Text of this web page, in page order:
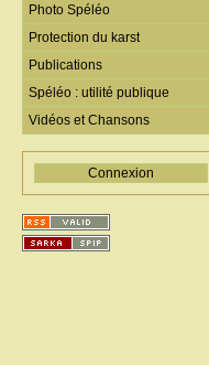
Photo Spéléo
Protection du karst
Publications
Spéléo : utilité publique
Vidéos et Chansons
Connexion